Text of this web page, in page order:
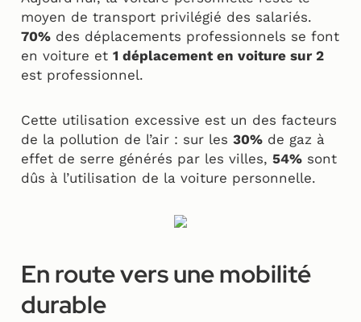
moyen de transport privilégié des salariés.
70% des déplacements professionnels se font
en voiture et 1 déplacement en voiture sur 2
est professionnel.
Cette utilisation excessive est un des facteurs
de la pollution de l’air : sur les 30% de gaz à
effet de serre générés par les villes, 54% sont
dûs à l’utilisation de la voiture personnelle.
En route vers une mobilité
durable